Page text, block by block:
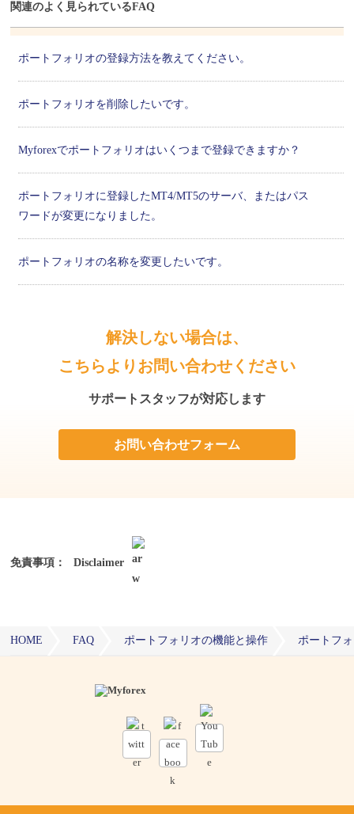
関連のよく見られているFAQ
ポートフォリオの登録方法を教えてください。
ポートフォリオを削除したいです。
Myforexでポートフォリオはいくつまで登録できますか？
ポートフォリオに登録したMT4/MT5のサーバ、またはパス
ワードが変更になりました。
ポートフォリオの名称を変更したいです。
解決しない場合は、
こちらよりお問い合わせください
サポートスタッフが対応します
お問い合わせフォーム
免責事項： Disclaimer
HOME FAQ ポートフォリオの機能と操作 ポートフ